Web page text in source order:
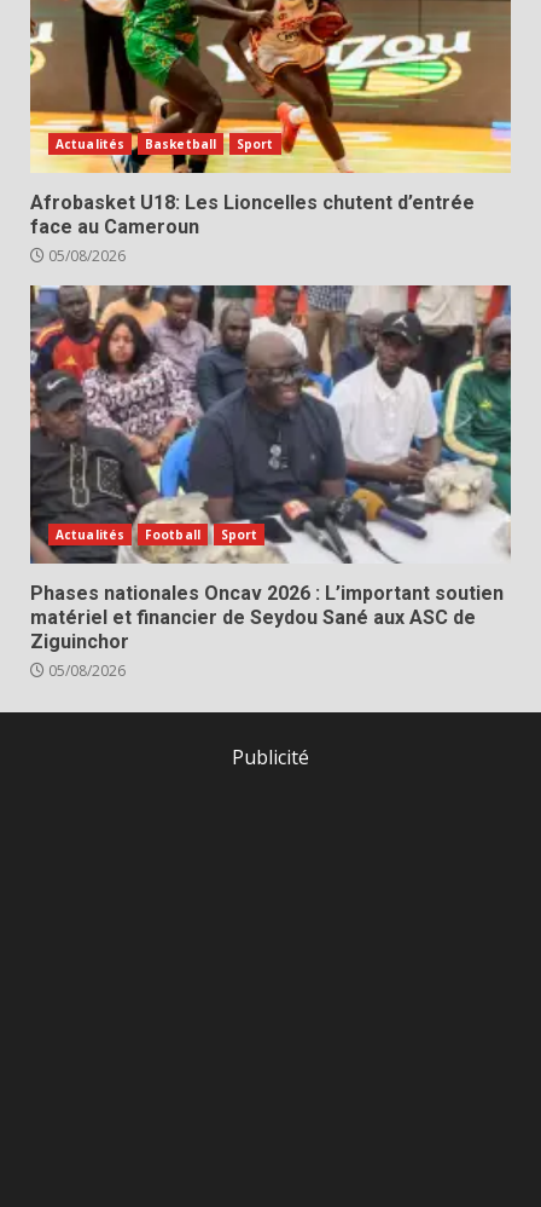
Actualités Basketball Sport
Afrobasket U18: Les Lioncelles chutent d’entrée
face au Cameroun
05/08/2026
Actualités Football Sport
Phases nationales Oncav 2026 : L’important soutien
matériel et financier de Seydou Sané aux ASC de
Ziguinchor
05/08/2026
Publicité